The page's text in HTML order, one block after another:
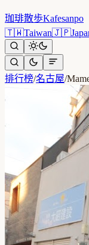
珈琲散歩Kafesanpo
🇹🇼Taiwan🇯🇵
排行榜/名古屋/